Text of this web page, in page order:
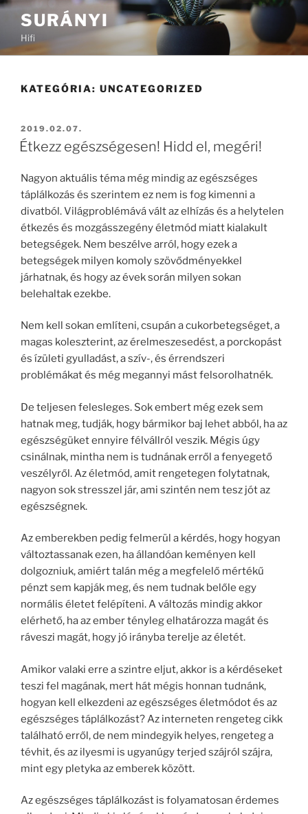
Tartalomhoz
SURÁNYI
Hifi
KATEGÓRIA: UNCATEGORIZED
BEKÜLDVE:
2019.02.07.
Étkezz egészségesen! Hidd el, megéri!
Nagyon aktuális téma még mindig az egészséges
táplálkozás és szerintem ez nem is fog kimenni a
divatból. Világproblémává vált az elhízás és a helytelen
étkezés és mozgásszegény életmód miatt kialakult
betegségek. Nem beszélve arról, hogy ezek a
betegségek milyen komoly szövődményekkel
járhatnak, és hogy az évek során milyen sokan
belehaltak ezekbe.
Nem kell sokan említeni, csupán a cukorbetegséget, a
magas koleszterint, az érelmeszesedést, a porckopást
és ízületi gyulladást, a szív-, és érrendszeri
problémákat és még megannyi mást felsorolhatnék.
De teljesen felesleges. Sok embert még ezek sem
hatnak meg, tudják, hogy bármikor baj lehet abból, ha az
egészségüket ennyire félvállról veszik. Mégis úgy
csinálnak, mintha nem is tudnának erről a fenyegető
veszélyről. Az életmód, amit rengetegen folytatnak,
nagyon sok stresszel jár, ami szintén nem tesz jót az
egészségnek.
Az emberekben pedig felmerül a kérdés, hogy hogyan
változtassanak ezen, ha állandóan keményen kell
dolgozniuk, amiért talán még a megfelelő mértékű
pénzt sem kapják meg, és nem tudnak belőle egy
normális életet felépíteni. A változás mindig akkor
elérhető, ha az ember tényleg elhatározza magát és
ráveszi magát, hogy jó irányba terelje az életét.
Amikor valaki erre a szintre eljut, akkor is a kérdéseket
teszi fel magának, mert hát mégis honnan tudnánk,
hogyan kell elkezdeni az egészséges életmódot és az
egészséges táplálkozást? Az interneten rengeteg cikk
található erről, de nem mindegyik helyes, rengeteg a
tévhit, és az ilyesmi is ugyanúgy terjed szájról szájra,
mint egy pletyka az emberek között.
Az egészséges táplálkozást is folyamatosan érdemes